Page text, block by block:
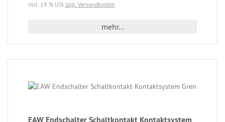
incl. 19 % USt zzgl. Versandkosten
mehr...
EAW Endschalter Schaltkontakt Kontaktsystem